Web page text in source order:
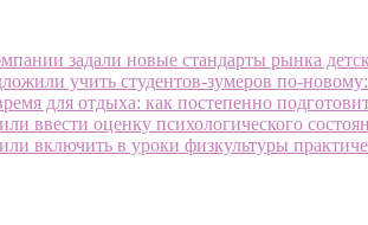
задали новые стандарты рынка
учить студентов-зумеров по-
для отдыха: как постепенно
ввести оценку психологического
включить в уроки физкультуры